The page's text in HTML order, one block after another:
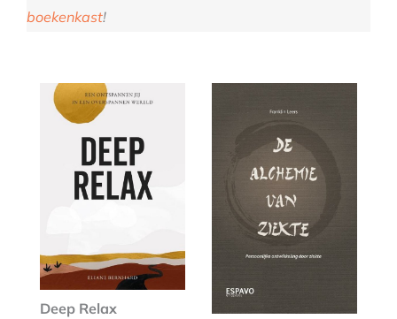
boekenkast!
Deep Relax